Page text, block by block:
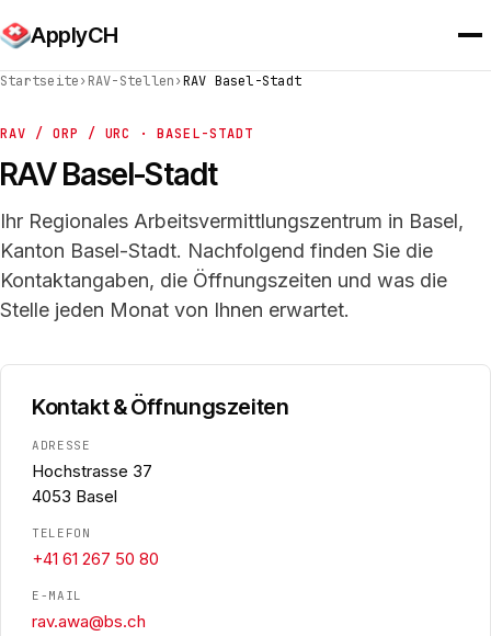
ApplyCH
Startseite› RAV-Stellen›RAV Basel-Stadt
RAV / ORP / URC · BASEL-STADT
RAV Basel-Stadt
Ihr Regionales Arbeitsvermittlungszentrum in Basel,
Kanton Basel-Stadt. Nachfolgend finden Sie die
Kontaktangaben, die Öffnungszeiten und was die
Stelle jeden Monat von Ihnen erwartet.
Kontakt & Öffnungszeiten
ADRESSE
Hochstrasse 37
4053 Basel
TELEFON
+41 61 267 50 80
E-MAIL
rav.awa@bs.ch